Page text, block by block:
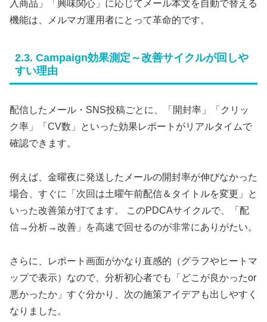
入商品」「興味関心」に応じてメール本文を自動で替える
機能は、メルマガ運用者にとって革命的です。
2.3. Campaign効果測定～改善サイクルが回しや
すい理由
配信したメール・SNS投稿ごとに、「開封率」「クリッ
ク率」「CV数」といった効果レポートがリアルタイムで
確認できます。
例えば、金曜夜に発送したメールの開封率が伸びなかった
場合、すぐに「次回は土曜午前配信＆タイトルを変更」と
いった改善策が打てます。 このPDCAサイクルで、「配
信→分析→改善」を高速で回せるのが非常にありがたい。
さらに、レポート画面がかなり直感的（グラフやヒートマ
ップで表示）なので、分析初心者でも「どこが良かったor
悪かったか」すぐ分かり、次の施策アイデアも出しやすく
なりました。